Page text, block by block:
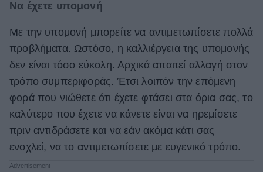
Να έχετε υπομονή
Με την υπομονή μπορείτε να αντιμετωπίσετε πολλά
προβλήματα. Ωστόσο, η καλλιέργεια της υπομονής
δεν είναι τόσο εύκολη. Αρχικά απαιτεί αλλαγή στον
τρόπο συμπεριφοράς. Έτσι λοιπόν την επόμενη
φορά που νιώθετε ότι έχετε φτάσει στα όρια σας, το
καλύτερο που έχετε να κάνετε είναι να ηρεμίσετε
πριν αντιδράσετε και να εάν ακόμα κάτι σας
ενοχλεί, να το αντιμετωπίσετε με ευγενικό τρόπο.